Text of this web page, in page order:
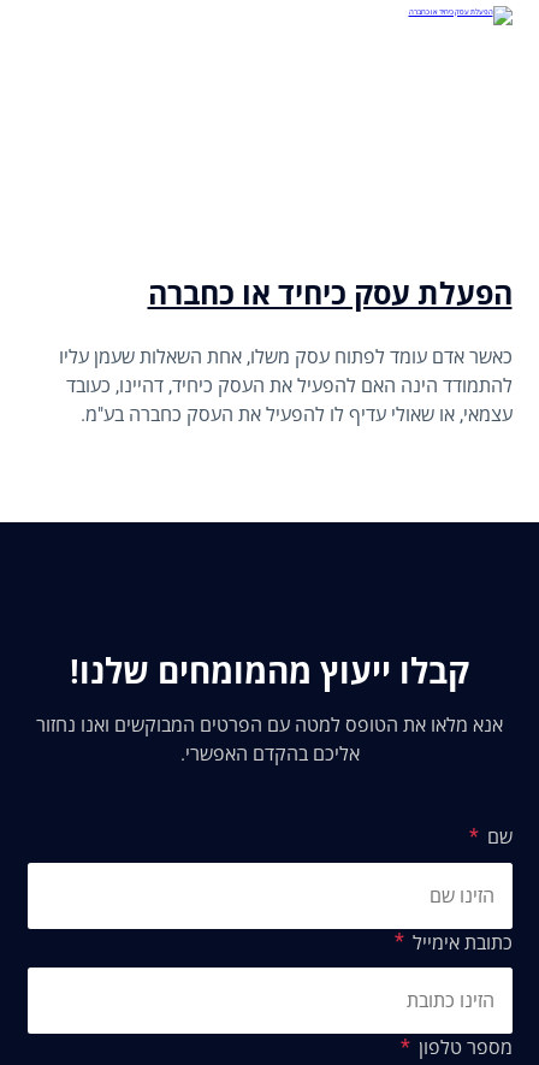
הפעלת עסק כיחיד או כחברה
כאשר אדם עומד לפתוח עסק משלו, אחת השאלות שעמן עליו
להתמודד הינה האם להפעיל את העסק כיחיד, דהיינו, כעובד
עצמאי, או שאולי עדיף לו להפעיל את העסק כחברה בע"מ.
קבלו ייעוץ מהמומחים שלנו!
אנא מלאו את הטופס למטה עם הפרטים המבוקשים ואנו נחזור
אליכם בהקדם האפשרי.
שם
כתובת אימייל
מספר טלפון